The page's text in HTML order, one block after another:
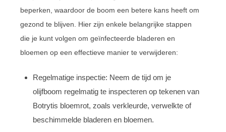
beperken, waardoor de boom een betere kans heeft om
gezond te blijven. Hier zijn enkele belangrijke stappen
die je kunt volgen om geïnfecteerde bladeren en
bloemen op een effectieve manier te verwijderen:
Regelmatige inspectie: Neem de tijd om je
olijfboom regelmatig te inspecteren op tekenen van
Botrytis bloemrot, zoals verkleurde, verwelkte of
beschimmelde bladeren en bloemen.